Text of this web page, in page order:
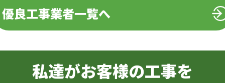
優良工事業者一覧へ
私達がお客様の工事を